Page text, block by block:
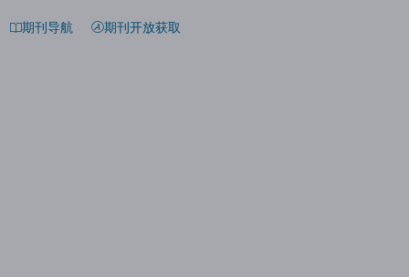
期刊导航 期刊开放获取